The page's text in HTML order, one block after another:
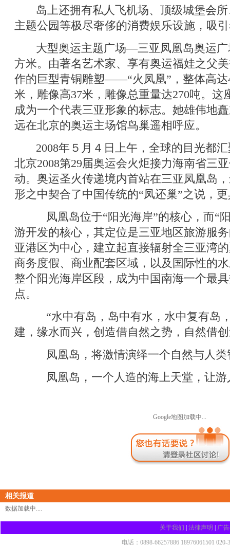
岛上还拥有私人飞机场、顶级城堡会所
主题公园等极尽奢侈的消费娱乐设施，吸
大型奥运主题广场—三亚凤凰岛奥运广
方米。由著名艺术家、享有奥运福娃之父
作的巨型青铜雕塑——“火凤凰”，整体高达
米，雕像高37米，雕像总重量达270吨。这
成为一个代表三亚形象的标志。她雄伟地
远在北京的奥运主场馆鸟巢遥相呼应。
2008年５月４日上午，全球的目光都汇
北京2008第29届奥运会火炬接力海南省三
动。奥运圣火传递境内首站在三亚凤凰岛
形之中契合了中国传统的“凤还巢”之说，
凤凰岛位于“阳光海岸”的核心，而“阳
游开发的核心，其定位是三亚地区旅游服
亚港区为中心，建立起直接辐射全三亚湾
商务度假、商业配套区域，以及国际性的
整个阳光海岸区段，成为中国南海一个最
点。
“水中有岛，岛中有水，水中复有岛，
建，缘水而兴，创造借自然之势，自然借
凤凰岛，将激情演绎一个自然与人类
凤凰岛，一个人造的海上天堂，让
Google地图加载中...
相关报道
数据加载中....
关于我们 法律声明 广
电话：0898-66257886 18976061501